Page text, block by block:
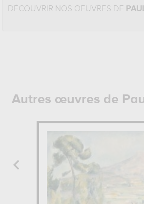
DÉCOUVRIR NOS OEUVRES DE
Autres œuvres de